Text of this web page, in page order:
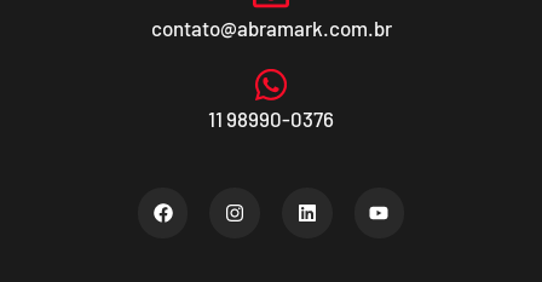
contato@abramark.com.br
11 98990-0376